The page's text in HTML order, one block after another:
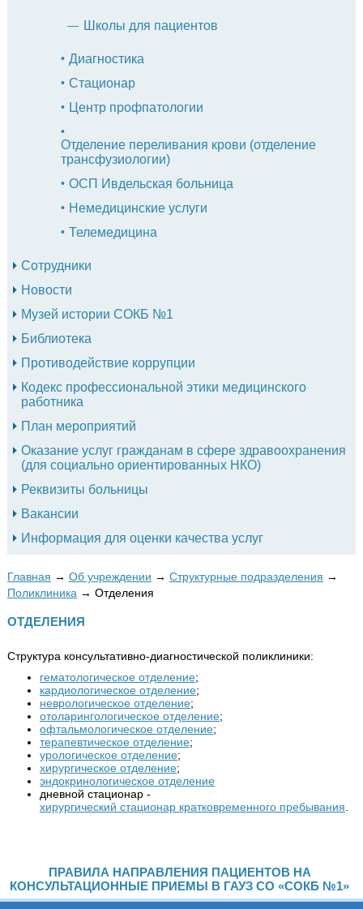
Школы для пациентов
Диагностика
Стационар
Центр профпатологии
Отделение переливания крови (отделение
трансфузиологии)
ОСП Ивдельская больница
Немедицинские услуги
Телемедицина
Сотрудники
Новости
Музей истории СОКБ №1
Библиотека
Противодействие коррупции
Кодекс профессиональной этики медицинского
работника
План мероприятий
Оказание услуг гражданам в сфере здравоохранения
(для социально ориентированных НКО)
Реквизиты больницы
Вакансии
Информация для оценки качества услуг
Главная → Об учреждении → Структурные подразделения →
Поликлиника → Отделения
ОТДЕЛЕНИЯ
Структура консультативно-диагностической поликлиники:
гематологическое отделение;
кардиологическое отделение;
неврологическое отделение;
отоларингологическое отделение;
офтальмологическое отделение;
терапевтическое отделение;
урологическое отделение;
хирургическое отделение;
эндокринологическое отделение
дневной стационар -
хирургический стационар кратковременного пребывания
ПРАВИЛА НАПРАВЛЕНИЯ ПАЦИЕНТОВ НА
КОНСУЛЬТАЦИОННЫЕ ПРИЕМЫ В ГАУЗ СО «СОКБ №1»